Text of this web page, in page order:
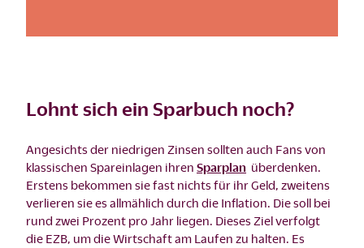
Lohnt sich ein Sparbuch noch?
Angesichts der niedrigen Zinsen sollten auch Fans von
klassischen Spareinlagen ihren Sparplan überdenken.
Erstens bekommen sie fast nichts für ihr Geld, zweitens
verlieren sie es allmählich durch die Inflation. Die soll bei
rund zwei Prozent pro Jahr liegen. Dieses Ziel verfolgt
die EZB, um die Wirtschaft am Laufen zu halten. Es